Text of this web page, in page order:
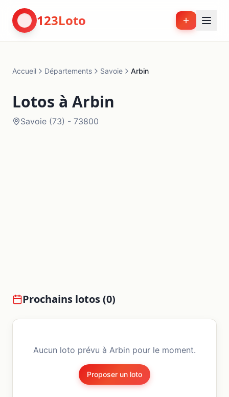
123Loto
Accueil Départements Savoie Arbin
Lotos à Arbin
Savoie (73) - 73800
Prochains lotos (0)
Aucun loto prévu à Arbin pour le moment.
Proposer un loto